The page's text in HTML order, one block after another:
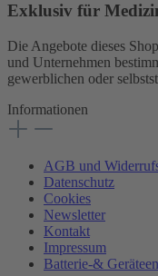
Exklusiv für
Die Angebote dieses
und Unternehmen
gewerblichen oder
Informationen
AGB und
Datenschutz
Cookies
Newsletter
Kontakt
Impressum
Batterie-&